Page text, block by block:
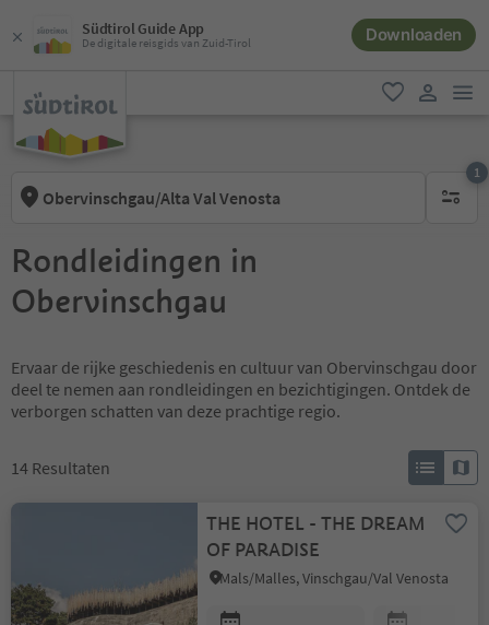
Südtirol Guide App
De digitale reisgids van Zuid-Tirol Downloaden
favoriet
Obervinschgau/Alta Val Venosta
1
1
Rondleidingen in
Obervinschgau
Ervaar de rijke geschiedenis en cultuur van Obervinschgau door
deel te nemen aan rondleidingen en bezichtigingen. Ontdek de
verborgen schatten van deze prachtige regio.
14 Resultaten
THE HOTEL - THE DREAM
OF PARADISE
Mals/Malles, Vinschgau/Val Venosta